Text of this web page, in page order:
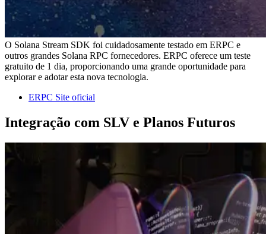
O Solana Stream SDK foi cuidadosamente testado em ERPC e
outros grandes Solana RPC fornecedores. ERPC oferece um teste
gratuito de 1 dia, proporcionando uma grande oportunidade para
explorar e adotar esta nova tecnologia.
ERPC Site oficial
Integração com SLV e Planos Futuros